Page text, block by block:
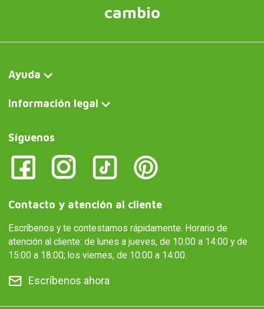
cambio
Ayuda
Información legal
Síguenos
Contacto y atención al cliente
Escríbenos y te contestamos rápidamente. Horario de
atención al cliente: de lunes a jueves, de 10:00 a 14:00 y de
15:00 a 18:00; los viernes, de 10:00 a 14:00.
Escríbenos ahora